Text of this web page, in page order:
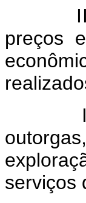
II -
preços
III -
serviços